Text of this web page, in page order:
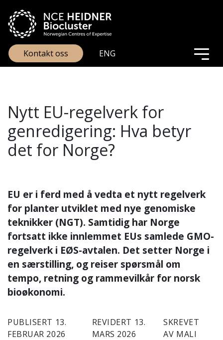
Kontakt oss ENG
Nytt EU-regelverk for
genredigering: Hva betyr
det for Norge?
EU er i ferd med å vedta et nytt regelverk
for planter utviklet med nye genomiske
teknikker (NGT). Samtidig har Norge
fortsatt ikke innlemmet EUs samlede GMO-
regelverk i EØS-avtalen. Det setter Norge i
en særstilling, og reiser spørsmål om
tempo, retning og rammevilkår for norsk
bioøkonomi.
PUBLISERT 13.
FEBRUAR 2026
REVIDERT 13.
MARS 2026
SKREVET
AV MALI